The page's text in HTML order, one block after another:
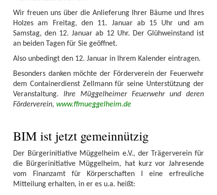
Wir freuen uns über die Anlieferung Ihrer Bäume und Ihres
Holzes am Freitag, den 11. Januar ab 15 Uhr und am
Samstag, den 12. Januar ab 12 Uhr. Der Glühweinstand ist
an beiden Tagen für Sie geöffnet.
Also unbedingt den 12. Januar in Ihrem Kalender eintragen.
Besonders danken möchte der Förderverein der Feuerwehr
dem Containerdienst Zellmann für seine Unterstützung der
Veranstaltung. Ihre Müggelheimer Feuerwehr und deren
Förderverein, www.ffmueggelheim.de
BIM ist jetzt gemeinnützig
Der Bürgerinitiative Müggelheim e.V., der Trägerverein für
die Bürgerinitiative Müggelheim, hat kurz vor Jahresende
vom Finanzamt für Körperschaften I eine erfreuliche
Mitteilung erhalten, in er es u.a. heißt: